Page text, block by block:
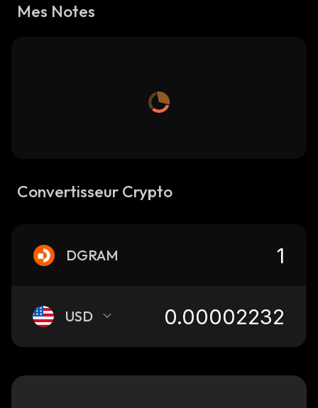
Mes Notes
Convertisseur Crypto
DGRAM
USD